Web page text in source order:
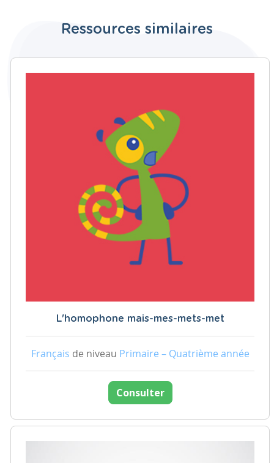
Ressources similaires
L'homophone mais-mes-mets-met
Français de niveau Primaire – Quatrième année
Consulter